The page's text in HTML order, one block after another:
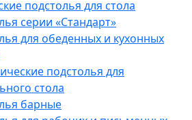
подстолья для стола
серии «Стандарт»
для обеденных и кухонных
подстолья для
стола
барные